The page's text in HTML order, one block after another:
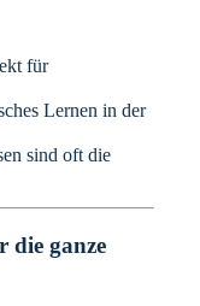
für
Lernen in der
sind oft die
die ganze